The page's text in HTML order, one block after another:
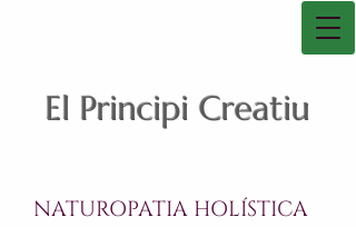
El Principi Creatiu
NATUROPATIA HOLÍSTICA